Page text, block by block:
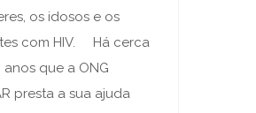
os idosos e os
com HIV. Há cerca
anos que a ONG
presta a sua ajuda